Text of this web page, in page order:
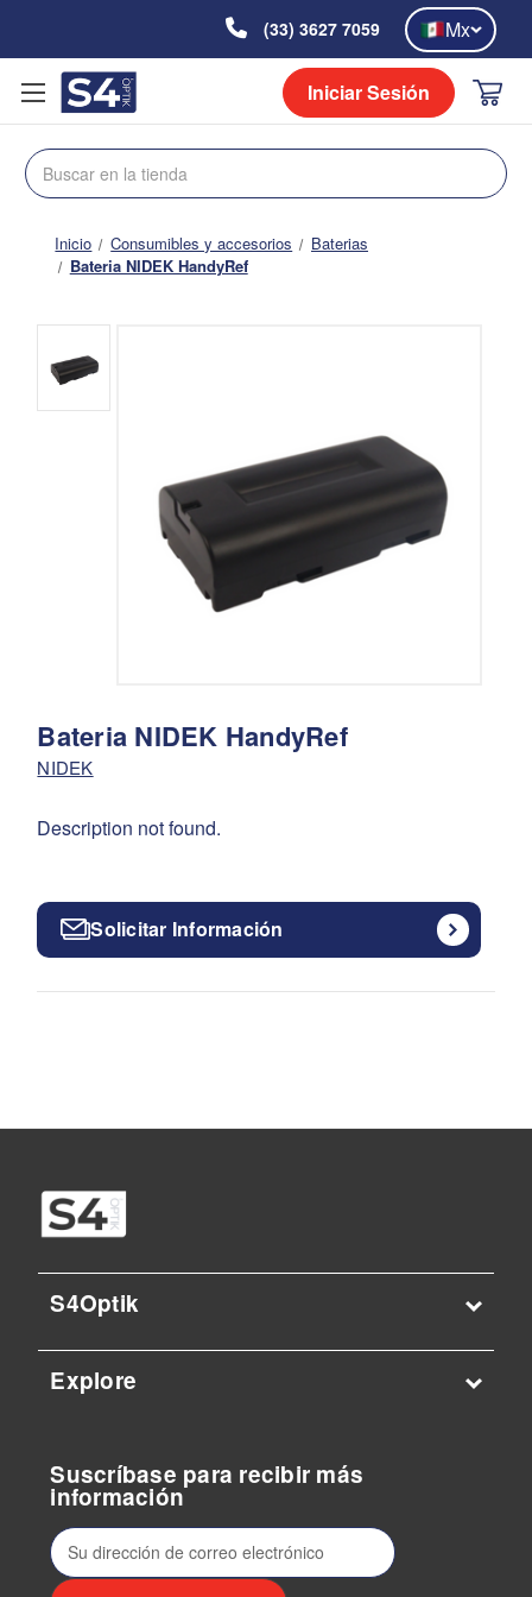
(33) 3627 7059 Mx
Iniciar Sesión
Buscar
Inicio Consumibles y accesorios
Baterias
Bateria NIDEK HandyRef
Bateria NIDEK HandyRef
NIDEK
Description not found.
Solicitar Información
S4Optik
Explore
Suscríbase para recibir más
información
D
i